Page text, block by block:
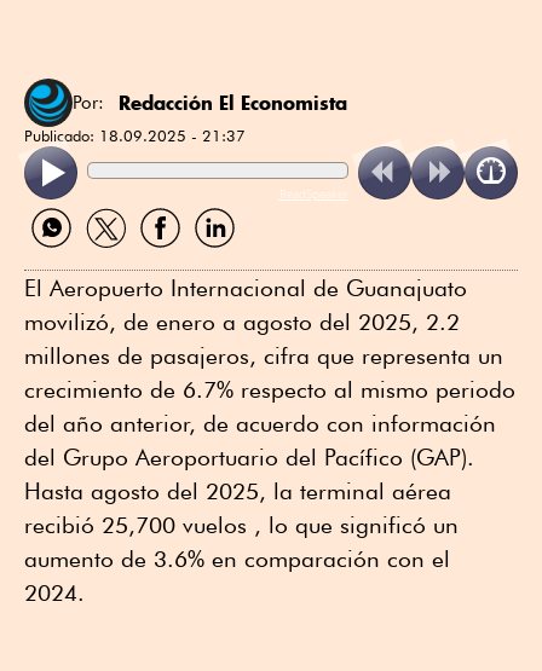
Por: Redacción El Economista
Publicado: 18.09.2025 - 21:37
ReadSpeaker
Compartir
por
Compartir
por
Compartir
por
Compartir
por
El Aeropuerto Internacional de Guanajuato
movilizó, de enero a agosto del 2025, 2.2
millones de pasajeros, cifra que representa un
crecimiento de 6.7% respecto al mismo periodo
del año anterior, de acuerdo con información
del Grupo Aeroportuario del Pacífico (GAP).
Hasta agosto del 2025, la terminal aérea
recibió 25,700 vuelos , lo que significó un
aumento de 3.6% en comparación con el
2024.